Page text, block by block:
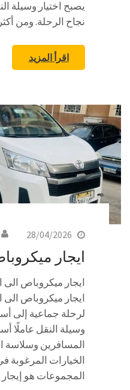
يصبح اختيار وسيلة
نجاح الرحلة. ومن
اقرأ المزيد
28/04/2026
ايجار
ايجار ميكروباص
لرحلة جماعية إلى
وسيلة النقل عاملًا
المسافرين وسلاسة
الخيارات